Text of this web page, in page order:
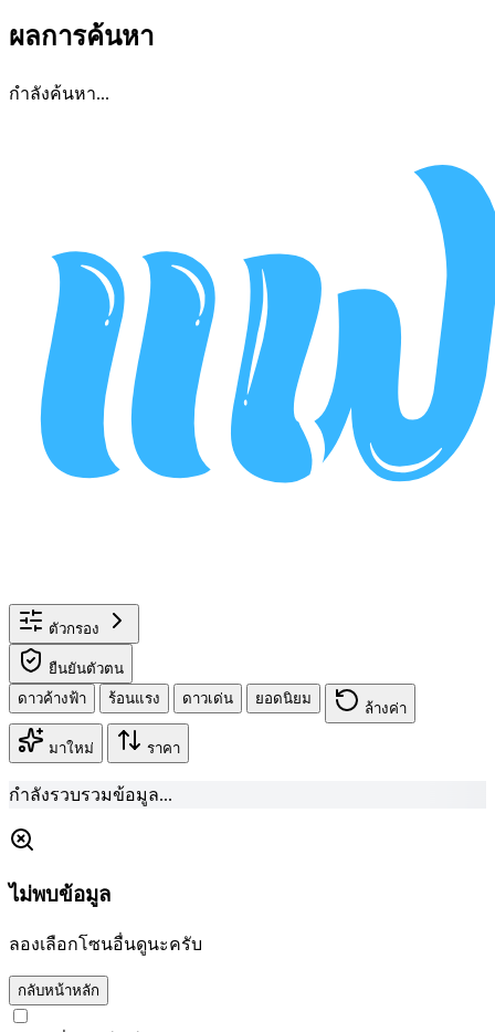
ผลการค้นหา
กำลังค้นหา...
ตัวกรอง
ยืนยันตัวตน
ดาวค้างฟ้า
ร้อนแรง ดาวเด่น ยอดนิยม
ล้างค่า
มาใหม่ ราคา
กำลังรวบรวมข้อมูล...
ไม่พบข้อมูล
ลองเลือกโซนอื่นดูนะครับ
กลับหน้าหลัก